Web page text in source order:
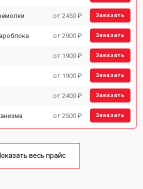
от 2450 ₽ Заказать
от 2900 ₽ Заказать
от 1900 ₽ Заказать
от 1900 ₽ Заказать
от 2400 ₽ Заказать
от 2500 ₽ Заказать
весь прайс